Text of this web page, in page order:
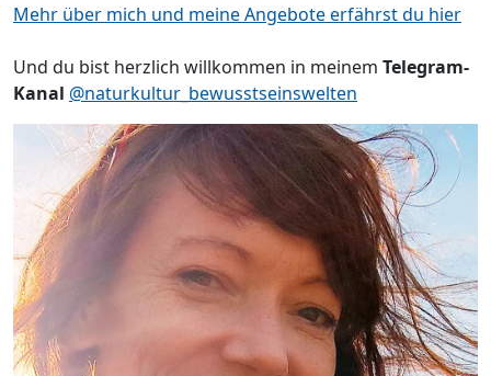
Mehr über mich und meine Angebote erfährst du hier
Und du bist herzlich willkommen in meinem Telegram-
Kanal @naturkultur_bewusstseinswelten